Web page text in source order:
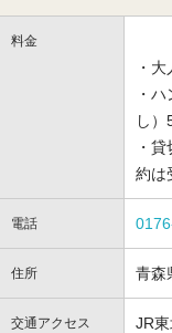
料金
・
・
し）
・
約は
電話
住所 青森
交通アクセス
JR